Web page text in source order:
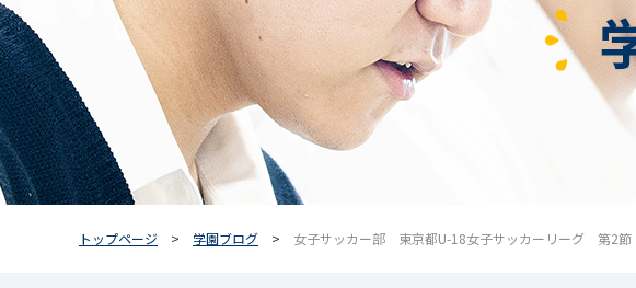
トップページ 学園ブログ 女子サッカー部 東京都U-18女子サッカーリーグ 第2節